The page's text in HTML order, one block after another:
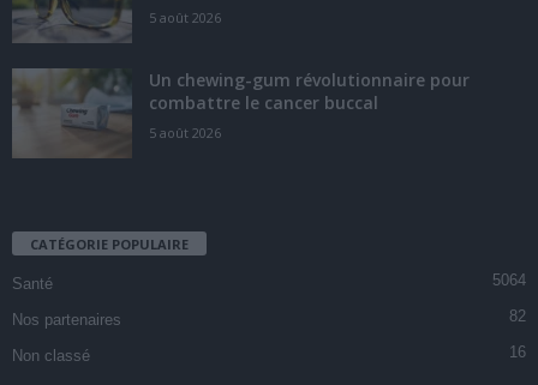
5 août 2026
Un chewing-gum révolutionnaire pour
combattre le cancer buccal
5 août 2026
CATÉGORIE POPULAIRE
Santé 5064
Nos partenaires 82
Non classé 16